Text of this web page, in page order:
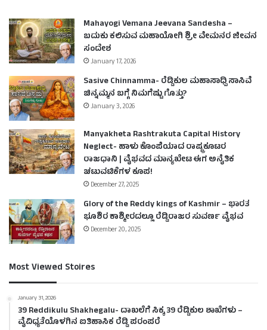
Mahayogi Vemana Jeevana Sandesha –
ಬದುಕು ಕಲಿಸುವ ಮಹಾಯೋಗಿ ಶ್ರೀ ವೇಮನರ ಜೀವನ
ಸಂದೇಶ
January 17, 2026
Sasive Chinnamma- ರೆಡ್ಡಿಕುಲ ಮಹಾಸಾಧ್ವಿ ಸಾಸಿವೆ
ಚಿನ್ನಮ್ಮನ ಬಗ್ಗೆ ನಿಮಗೆಷ್ಟು ಗೊತ್ತು?
January 3, 2026
Manyakheta Rashtrakuta Capital History
Neglect- ಹಾಳು ಕೊಂಪೆಯಾದ ರಾಷ್ಟ್ರಕೂಟರ
ರಾಜಧಾನಿ | ವೈಭವದ ಮಾನ್ಯಖೇಟ ಈಗ ಅನೈತಿಕ
ಚಟುವಟಿಕೆಗಳ ಕೂಪ!
December 27, 2025
Glory of the Reddy kings of Kashmir – ಭಾರತ
ಭೂಶಿರ ಕಾಶ್ಮೀರದಲ್ಲೂ ರೆಡ್ಡಿರಾಜರ ಸುವರ್ಣ ವೈಭವ
December 20, 2025
Most Viewed Stoires
January 31, 2026
39 Reddikulu Shakhegalu- ದಾಖಲೆಗೆ ಸಿಕ್ಕ 39 ರೆಡ್ಡಿಕುಲ ಶಾಖೆಗಳು –
ವೈವಿಧ್ಯತೆಯೊಳಗಿನ ಐತಿಹಾಸಿಕ ರೆಡ್ಡಿ ಪರಂಪರೆ